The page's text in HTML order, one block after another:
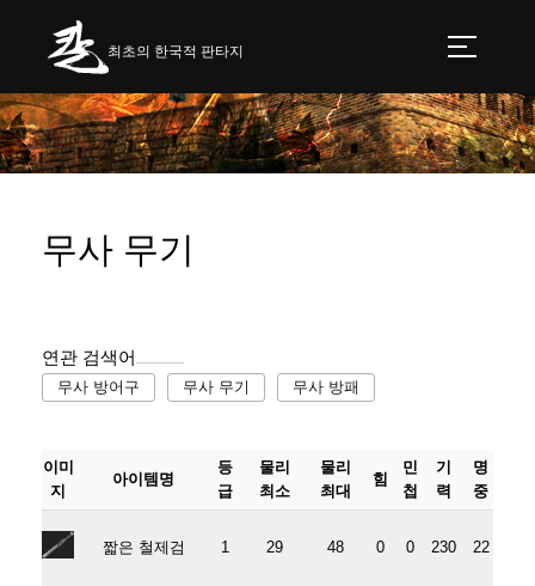
최초의 한국적 판타지
무사 무기
연관 검색어
무사 방어구 무사 무기 무사 방패
이미
지
아이템명
등
급
물리
최소
물리
최대
힘
민
첩
기
력
명
중
짧은 철제검 1 29 48 0 0 230 22